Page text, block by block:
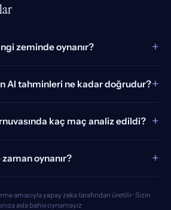
zeminde oynanır? +
AI tahminleri ne kadar doğrudur?+
kaç maç analiz edildi? +
oynanır? +
amacıyla yapay zeka tarafından üretilir · Sizin
asla bahis oynamayız